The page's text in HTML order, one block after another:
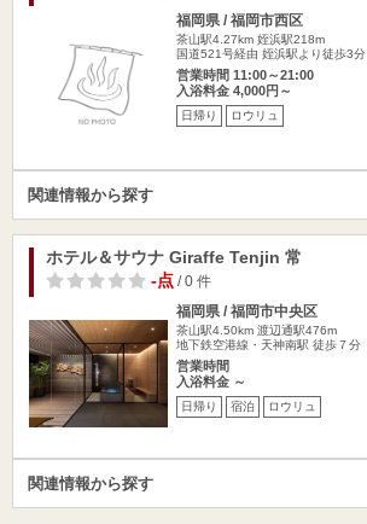
福岡県 / 福岡市西区
茶山駅4.27km 姪浜駅218m
国道521号経由 姪浜駅より徒歩3分
営業時間 11:00～21:00
入浴料金 4,000円～
日帰り ロウリュ
関連情報から探す
ホテル＆サウナ Giraffe Tenjin 常
-点/ 0 件
福岡県 / 福岡市中央区
茶山駅4.50km 渡辺通駅476m
地下鉄空港線・天神南駅 徒歩７分
営業時間
入浴料金 ～
日帰り 宿泊 ロウリュ
関連情報から探す